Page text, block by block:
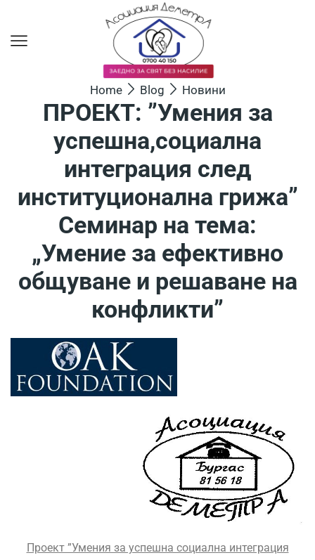
Home Blog Новини
ПРОЕКТ: ”Умения за
успешна,социална
интеграция след
институционална грижа”
Семинар на тема:
„Умение за ефективно
общуване и решаване на
конфликти”
Проект ”Умения за успешна социална интеграция